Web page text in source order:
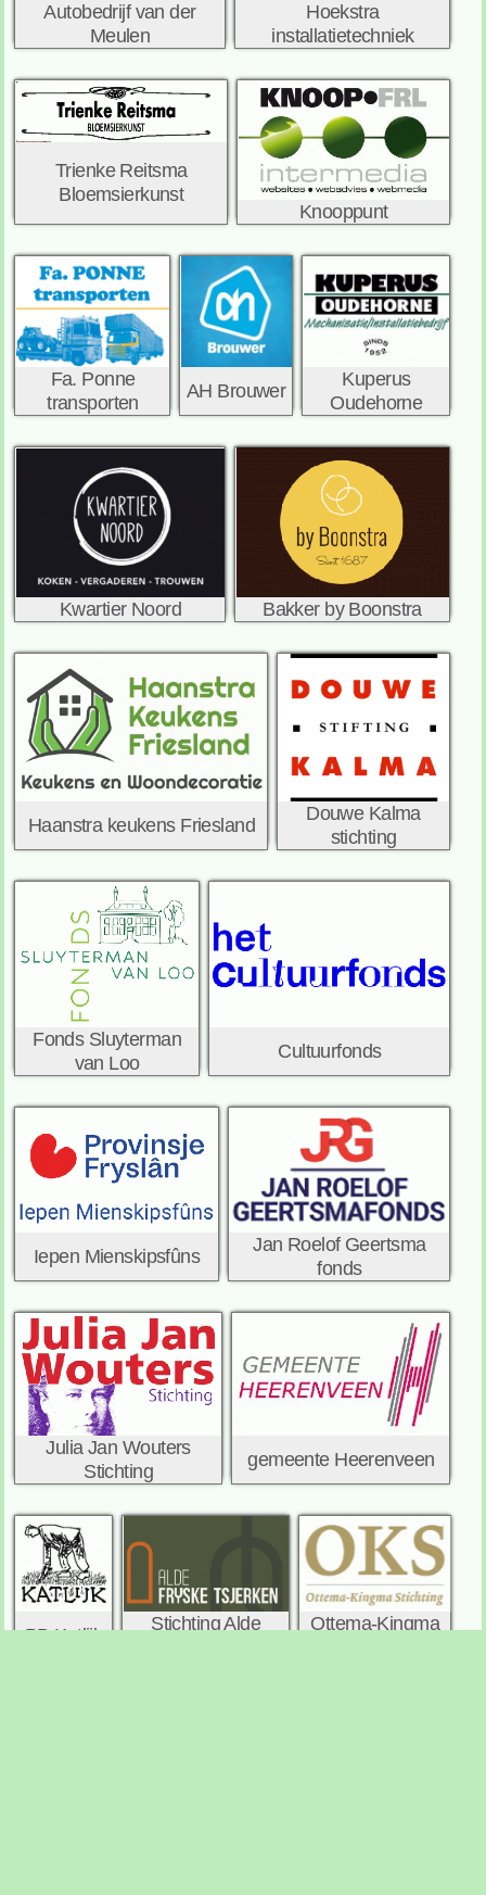
Autobedrijf van der
Meulen
Hoekstra
installatietechniek
Trienke Reitsma
Bloemsierkunst
Knooppunt
Fa. Ponne
transporten
AH Brouwer
Kuperus
Oudehorne
Kwartier Noord Bakker by Boonstra
Haanstra keukens Friesland
Douwe Kalma
stichting
Fonds Sluyterman
van Loo
Cultuurfonds
Iepen Mienskipsfûns
Jan Roelof Geertsma
fonds
Julia Jan Wouters
Stichting
gemeente Heerenveen
PB Katlijk
Stichting Alde
Ottema-Kingma